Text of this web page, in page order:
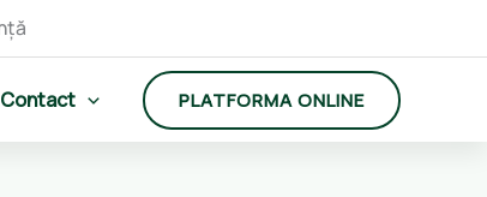
Contact PLATFORMA ONLINE